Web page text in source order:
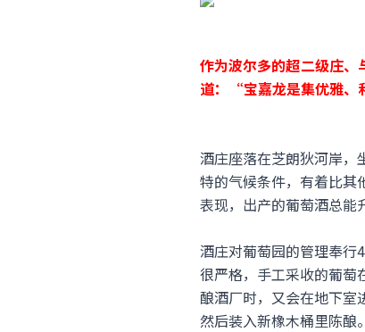
作为波尔多的超二级庄
道：“宝嘉龙是集优雅、
酒庄座落在芝朗狄河岸
特的气候条件，有着比其
表现，出产的葡萄酒总能
酒庄对葡萄园的管理奉行
很严格，手工采收的葡萄
酿酒厂时，又会在地下室
然后装入新橡木桶里陈酿。